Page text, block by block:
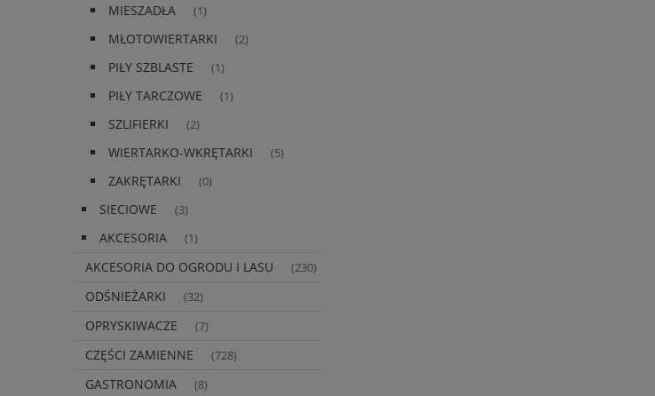
MIESZADŁA (1)
MŁOTOWIERTARKI (2)
PIŁY SZBLASTE (1)
PIŁY TARCZOWE (1)
SZLIFIERKI (2)
WIERTARKO-WKRĘTARKI (5)
ZAKRĘTARKI (0)
SIECIOWE (3)
AKCESORIA (1)
AKCESORIA DO OGRODU I LASU (230)
ODŚNIEŻARKI (32)
OPRYSKIWACZE (7)
CZĘŚCI ZAMIENNE (728)
GASTRONOMIA (8)